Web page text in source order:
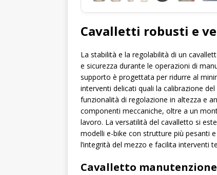
Cavalletti robusti e
La stabilità e la regolabilità di un
e sicurezza durante le operazioni di
supporto è progettata per ridurre al
interventi delicati quali la calibrazione
funzionalità di regolazione in altezza e
componenti meccaniche, oltre a un
lavoro. La versatilità del cavalletto si
modelli e-bike con strutture più pesanti
l’integrità del mezzo e facilita interventi
Cavalletto